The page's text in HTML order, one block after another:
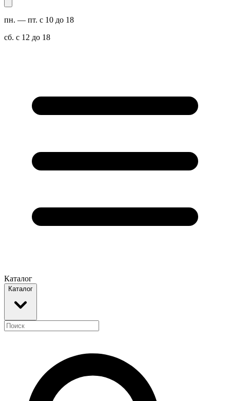
пн. — пт. с 10 до 18
сб. с 12 до 18
Каталог
Каталог